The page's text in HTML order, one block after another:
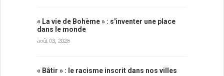
« La vie de Bohème » : s'inventer une place
dans le monde
août 03, 2026
« Bâtir » : le racisme inscrit dans nos villes